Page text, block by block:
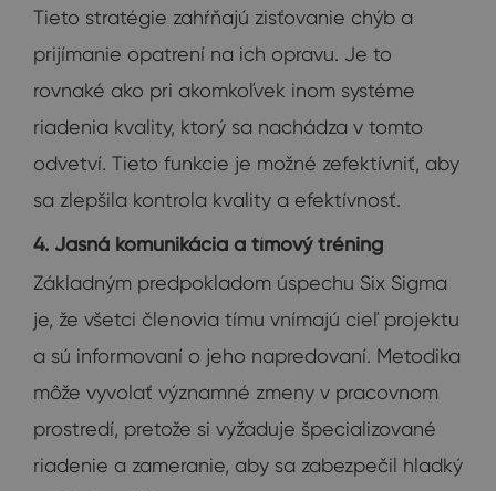
Tieto stratégie zahŕňajú zisťovanie chýb a
prijímanie opatrení na ich opravu. Je to
rovnaké ako pri akomkoľvek inom systéme
riadenia kvality, ktorý sa nachádza v tomto
odvetví. Tieto funkcie je možné zefektívniť, aby
sa zlepšila kontrola kvality a efektívnosť.
4. Jasná komunikácia a tímový tréning
Základným predpokladom úspechu Six Sigma
je, že všetci členovia tímu vnímajú cieľ projektu
a sú informovaní o jeho napredovaní. Metodika
môže vyvolať významné zmeny v pracovnom
prostredí, pretože si vyžaduje špecializované
riadenie a zameranie, aby sa zabezpečil hladký